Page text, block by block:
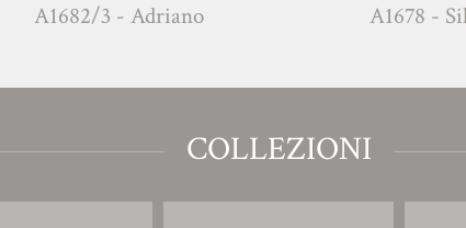
A1682/3 - Adriano A1678 - Silvana
COLLEZIONI